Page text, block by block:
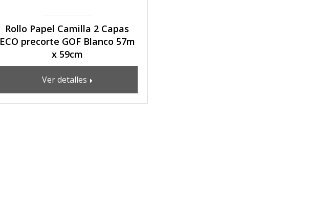
Rollo Papel Camilla 2 Capas
ECO precorte GOF Blanco 57m
x 59cm
Ver detalles